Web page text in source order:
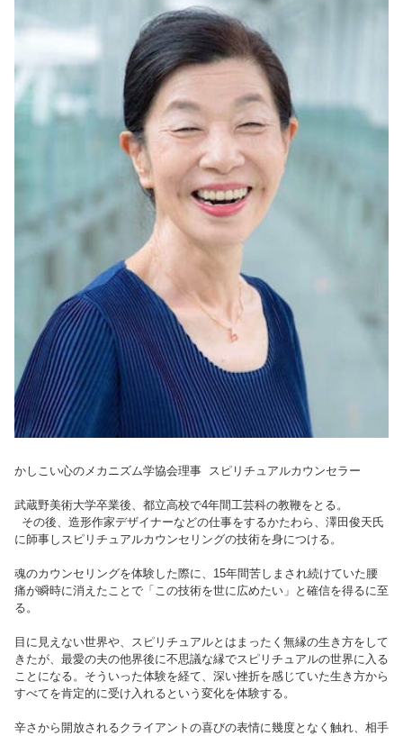
かしこい心のメカニズム学協会理事 スピリチュアルカウンセラー
武蔵野美術大学卒業後、都立高校で4年間工芸科の教鞭をとる。
その後、造形作家デザイナーなどの仕事をするかたわら、澤田俊天氏
に師事しスピリチュアルカウンセリングの技術を身につける。
魂のカウンセリングを体験した際に、15年間苦しまされ続けていた腰
痛が瞬時に消えたことで「この技術を世に広めたい」と確信を得るに至
る。
目に見えない世界や、スピリチュアルとはまったく無縁の生き方をして
きたが、最愛の夫の他界後に不思議な縁でスピリチュアルの世界に入る
ことになる。そういった体験を経て、深い挫折を感じていた生き方から
すべてを肯定的に受け入れるという変化を体験する。
辛さから開放されるクライアントの喜びの表情に幾度となく触れ、相手